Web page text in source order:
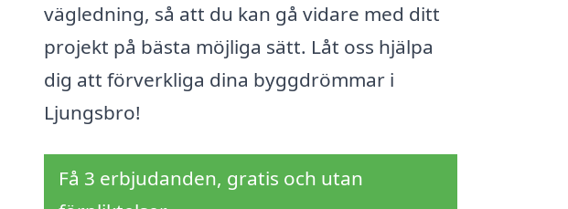
vägledning, så att du kan gå vidare med ditt
projekt på bästa möjliga sätt. Låt oss hjälpa
dig att förverkliga dina byggdrömmar i
Ljungsbro!
Få 3 erbjudanden, gratis och utan